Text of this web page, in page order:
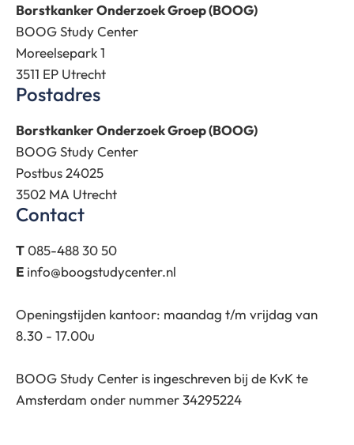
Borstkanker Onderzoek Groep (BOOG)
BOOG Study Center
Moreelsepark 1
3511 EP Utrecht
Postadres
Borstkanker Onderzoek Groep (BOOG)
BOOG Study Center
Postbus 24025
3502 MA Utrecht
Contact
T085-488 30 50
E info@boogstudycenter.nl
Openingstijden kantoor: maandag t/m vrijdag van
8.30 - 17.00u
BOOG Study Center is ingeschreven bij de KvK te
Amsterdam onder nummer 34295224